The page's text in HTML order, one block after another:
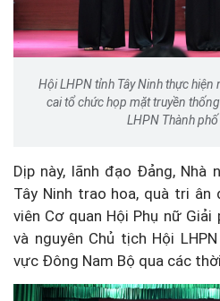
Hội LHPN tỉnh Tây Ninh thực
cai tổ chức họp mặt truyền
LHPN Thành
Dịp này, lãnh đạo Đảng, Nhà
Tây Ninh trao hoa, quà tri ân
viên Cơ quan Hội Phụ nữ
và nguyên Chủ tịch Hội
vực Đông Nam Bộ qua các